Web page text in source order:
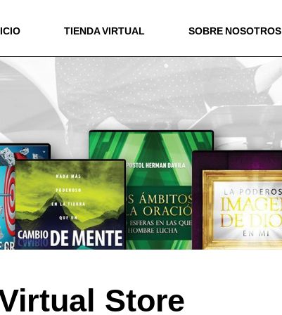
TIENDA VIRTUAL SOBRE NOSOTROS
Store